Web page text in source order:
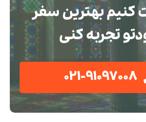
کنیم بهترین سفر
تجربه کنی
021-91097008